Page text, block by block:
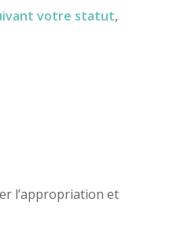
votre statut,
l’appropriation et